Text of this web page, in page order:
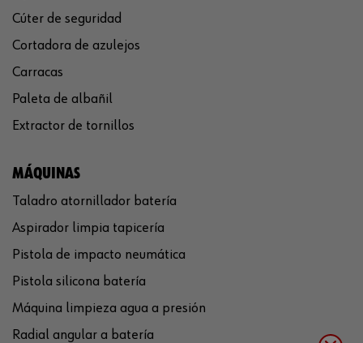
Cúter de seguridad
Cortadora de azulejos
Carracas
Paleta de albañil
Extractor de tornillos
MÁQUINAS
Taladro atornillador batería
Aspirador limpia tapicería
Pistola de impacto neumática
Pistola silicona batería
Máquina limpieza agua a presión
Radial angular a batería